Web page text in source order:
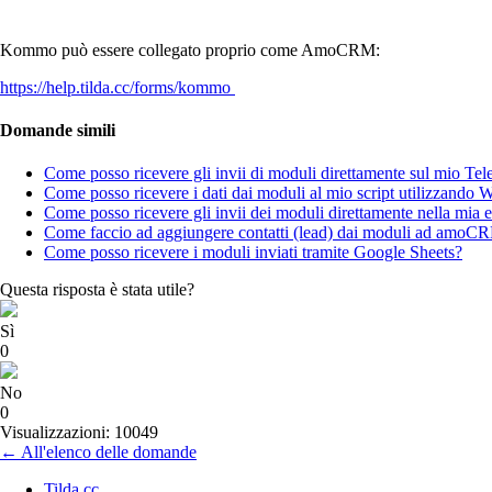
Kommo può essere collegato proprio come AmoCRM:
https://help.tilda.cc/forms/kommo
Domande simili
Come posso ricevere gli invii di moduli direttamente sul mio
Come posso ricevere i dati dai moduli al mio script utilizzando
Come posso ricevere gli invii dei moduli direttamente nella mia
Come faccio ad aggiungere contatti (lead) dai moduli ad
Come posso ricevere i moduli inviati tramite Google Sheets?
Questa risposta è stata utile?
Sì
0
No
0
Visualizzazioni: 10049
← All'elenco delle domande